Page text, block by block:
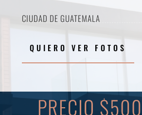
CIUDAD DE GUATEMALA
QUIERO VER FOTOS
PRECIO